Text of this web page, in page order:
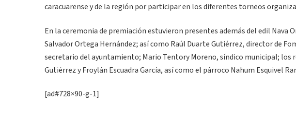
caracuarense y de la región por participar en los diferentes torneos
En la ceremonia de premiación estuvieron presentes además del edil Nava
Salvador Ortega Hernández; así como Raúl Duarte Gutiérrez, director de
secretario del ayuntamiento; Mario Tentory Moreno, síndico municipal; los
Gutiérrez y Froylán Escuadra García, así como el párroco Nahum Esquivel
[ad#728×90-g-1]